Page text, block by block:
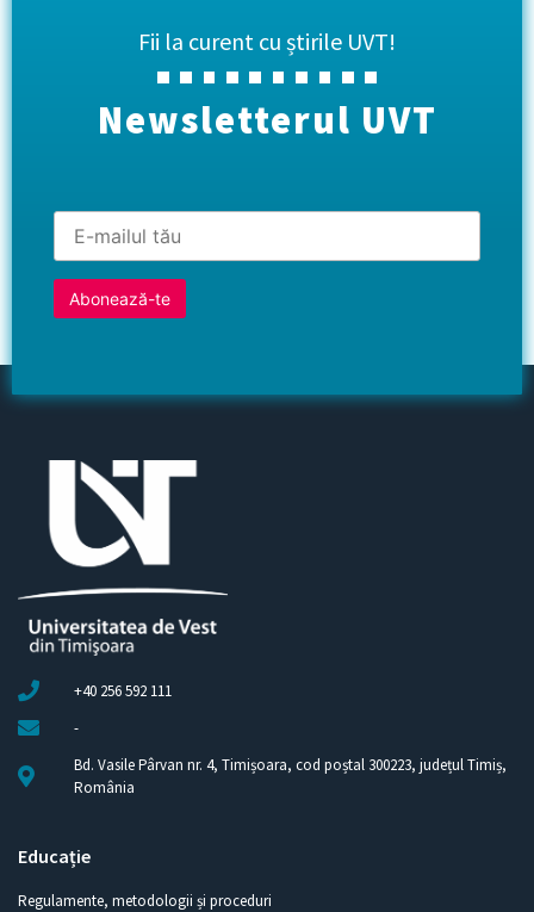
Fii la curent cu știrile UVT!
Newsletterul UVT
+40 256 592 111
-
Bd. Vasile Pârvan nr. 4, Timișoara, cod poștal 300223, județul Timiș,
România
Educație
Regulamente, metodologii și proceduri